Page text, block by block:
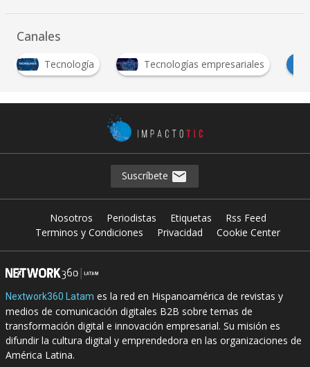
Canales
Tecnología Tecnologías empresariales T
Suscríbete
Nosotros Periodistas Etiquetas
Rss Feed
Terminos y Condiciones
Privacidad Cookie Center
Nextwork360 Latam es la red en Hispanoamérica de revistas y
medios de comunicación digitales B2B sobre temas de
transformación digital e innovación empresarial. Su misión es
difundir la cultura digital y emprendedora en las organizaciones de
América Latina.